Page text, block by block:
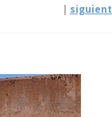
siguient